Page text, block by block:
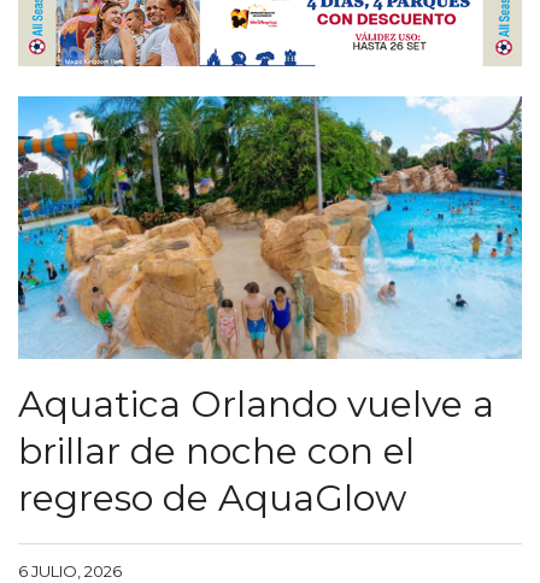
Aquatica Orlando vuelve a
brillar de noche con el
regreso de AquaGlow
6 JULIO, 2026